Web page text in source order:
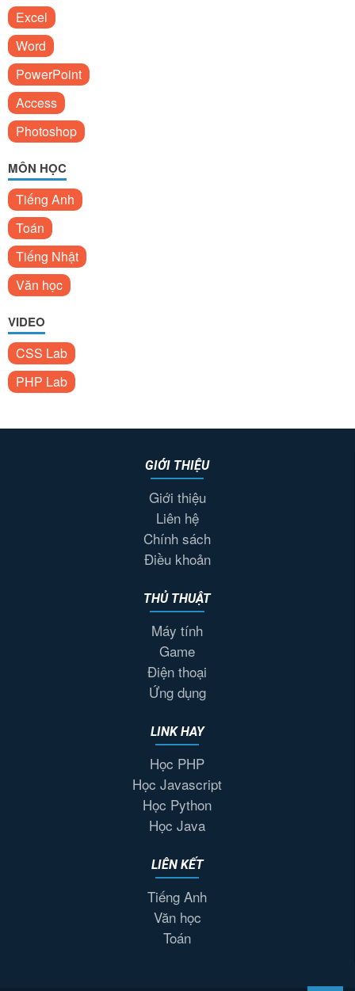
Excel
Word
PowerPoint
Access
Photoshop
MÔN HỌC
Tiếng Anh
Toán
Tiếng Nhật
Văn học
VIDEO
CSS Lab
PHP Lab
GIỚI THIỆU
Giới thiệu
Liên hệ
Chính sách
Điều khoản
THỦ THUẬT
Máy tính
Game
Điện thoại
Ứng dụng
LINK HAY
Học PHP
Học Javascript
Học Python
Học Java
LIÊN KẾT
Tiếng Anh
Văn học
Toán